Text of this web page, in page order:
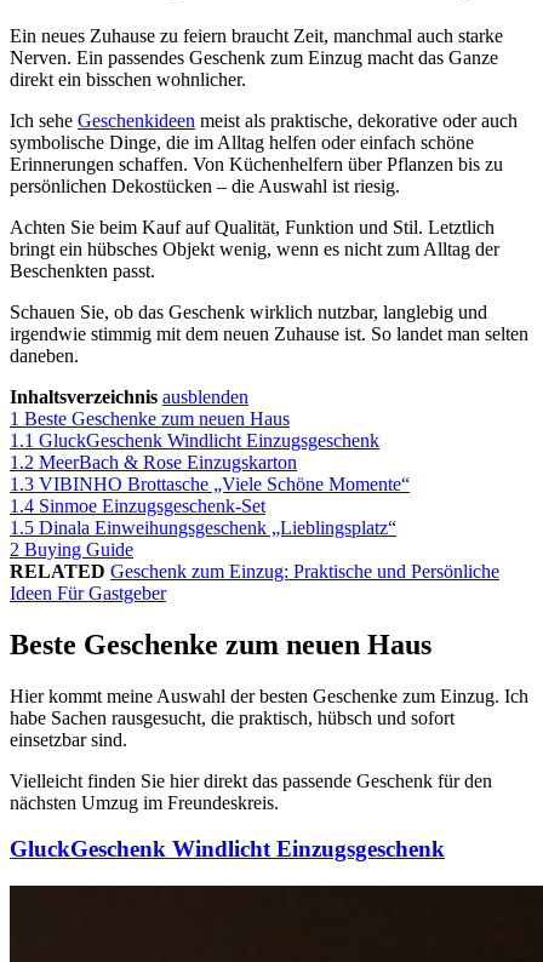
Ein neues Zuhause zu feiern braucht Zeit, manchmal auch starke
Nerven. Ein passendes Geschenk zum Einzug macht das Ganze
direkt ein bisschen wohnlicher.
Ich sehe Geschenkideen meist als praktische, dekorative oder auch
symbolische Dinge, die im Alltag helfen oder einfach schöne
Erinnerungen schaffen. Von Küchenhelfern über Pflanzen bis zu
persönlichen Dekostücken – die Auswahl ist riesig.
Achten Sie beim Kauf auf Qualität, Funktion und Stil. Letztlich
bringt ein hübsches Objekt wenig, wenn es nicht zum Alltag der
Beschenkten passt.
Schauen Sie, ob das Geschenk wirklich nutzbar, langlebig und
irgendwie stimmig mit dem neuen Zuhause ist. So landet man selten
daneben.
Inhaltsverzeichnis ausblenden
1 Beste Geschenke zum neuen Haus
1.1 GluckGeschenk Windlicht Einzugsgeschenk
1.2 MeerBach & Rose Einzugskarton
1.3 VIBINHO Brottasche „Viele Schöne Momente“
1.4 Sinmoe Einzugsgeschenk-Set
1.5 Dinala Einweihungsgeschenk „Lieblingsplatz“
2 Buying Guide
RELATED Geschenk zum Einzug: Praktische und Persönliche
Ideen Für Gastgeber
Beste Geschenke zum neuen Haus
Hier kommt meine Auswahl der besten Geschenke zum Einzug. Ich
habe Sachen rausgesucht, die praktisch, hübsch und sofort
einsetzbar sind.
Vielleicht finden Sie hier direkt das passende Geschenk für den
nächsten Umzug im Freundeskreis.
GluckGeschenk Windlicht Einzugsgeschenk